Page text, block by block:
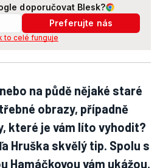
doporučovat Blesk?
Preferujte nás
to celé funguje
na půdě nějaké staré
obrazy, případně
které je vám líto vyhodit?
Hruška skvělý tip. Spolu s
Hamáčkovou vám ukážou,